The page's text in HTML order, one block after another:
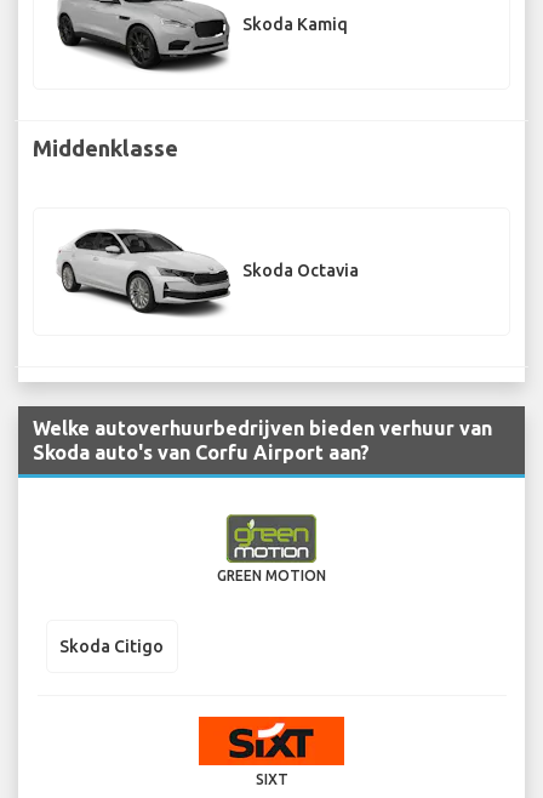
Skoda Kamiq
Middenklasse
Skoda Octavia
Welke autoverhuurbedrijven bieden verhuur van
Skoda auto's van Corfu Airport aan?
GREEN MOTION
Skoda Citigo
SIXT